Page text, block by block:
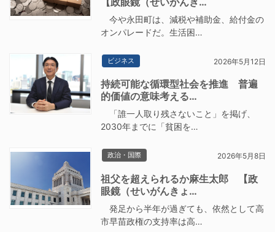
今や永田町は、減税や補助金、給付金の
オンパレードだ。生活困…
ビジネス 2026年5月12日
持続可能な循環型社会を推進 普遍
的価値の意味考える…
「誰一人取り残さないこと」を掲げ、
2030年までに「貧困を…
政治・国際 2026年5月8日
祖父を超えられるか麻生太郎 【政
眼鏡（せいがんきょ…
発足から半年が過ぎても、依然として高
市早苗政権の支持率は高…